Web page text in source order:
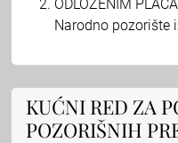
ODLOŽENIM
Narodno pozorište
KUĆNI RED ZA
POZORIŠNIH